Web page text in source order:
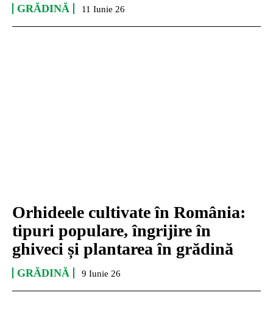
GRĂDINĂ 11 Iunie 26
Orhideele cultivate în România:
tipuri populare, îngrijire în
ghiveci și plantarea în grădină
GRĂDINĂ 9 Iunie 26